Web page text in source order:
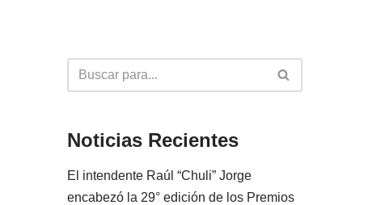
Noticias Recientes
El intendente Raúl “Chuli” Jorge
encabezó la 29° edición de los Premios